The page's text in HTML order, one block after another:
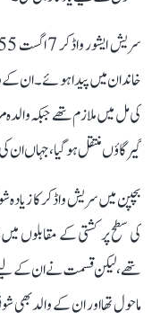
خاندان میں پیدا ہوئے۔ ان کے
کی مل میں ملازم تھے جبکہ
گیرگاؤں منتقل ہو گیا، جہاں
بچپن میں سریش واڈکر کا
کی سطح پر کشتی کے مقابلوں
تھے، لیکن قسمت نے ان کے لیے
ماحول تھا اور ان کے والد